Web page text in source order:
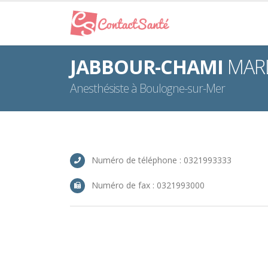
JABBOUR-CHAMI
Anesthésiste à Boulogne-sur-Mer
Numéro de téléphone : 0321993333
Numéro de fax : 0321993000